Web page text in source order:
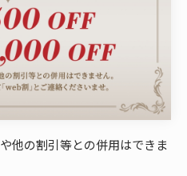
他の割引等との併用はできま